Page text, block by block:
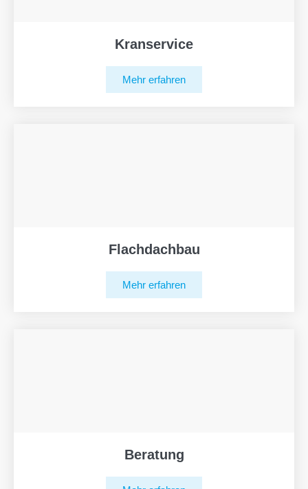
Kranservice
Mehr erfahren
Flachdachbau
Mehr erfahren
Beratung